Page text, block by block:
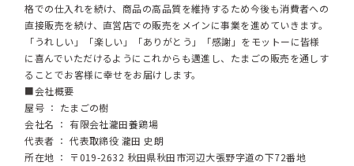
格での仕入れを続け、商品の高品質を維持するため今後も消費者への
直接販売を続け、直営店での販売をメインに事業を進めていきます。
「うれしい」「楽しい」「ありがとう」「感謝」をモットーに皆様
に喜んでいただけるようにこれからも邁進し、たまごの販売を通しす
ることでお客様に幸せをお届けします。
■会社概要
屋号 ： たまごの樹
会社名 ： 有限会社瀧田養鶏場
代表者 ： 代表取締役 瀧田 史朗
所在地 ： 〒019-2632 秋田県秋田市河辺大張野字道の下72番地